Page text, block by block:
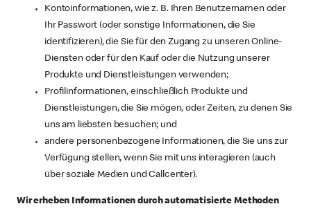
Kontoinformationen, wie z. B. Ihren Benutzernamen oder
Ihr Passwort (oder sonstige Informationen, die Sie
identifizieren), die Sie für den Zugang zu unseren Online-
Diensten oder für den Kauf oder die Nutzung unserer
Produkte und Dienstleistungen verwenden;
Profilinformationen, einschließlich Produkte und
Dienstleistungen, die Sie mögen, oder Zeiten, zu denen Sie
uns am liebsten besuchen; und
andere personenbezogene Informationen, die Sie uns zur
Verfügung stellen, wenn Sie mit uns interagieren (auch
über soziale Medien und Callcenter).
Wir erheben Informationen durch automatisierte Methoden